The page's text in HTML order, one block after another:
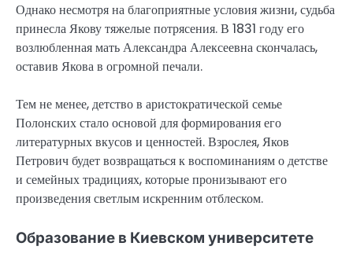
Однако несмотря на благоприятные условия жизни, судьба
принесла Якову тяжелые потрясения. В 1831 году его
возлюбленная мать Александра Алексеевна скончалась,
оставив Якова в огромной печали.
Тем не менее, детство в аристократической семье
Полонских стало основой для формирования его
литературных вкусов и ценностей. Взрослея, Яков
Петрович будет возвращаться к воспоминаниям о детстве
и семейных традициях, которые пронизывают его
произведения светлым искренним отблеском.
Образование в Киевском университете